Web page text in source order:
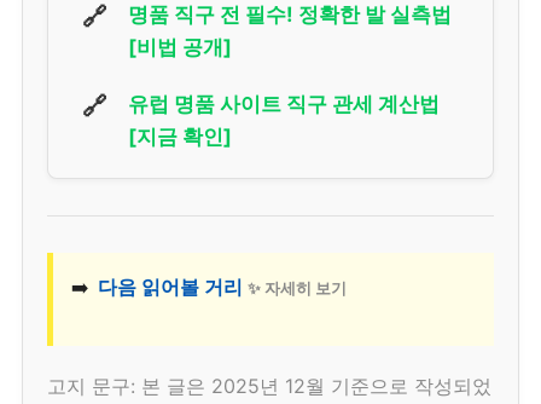
🔗
명품 직구 전 필수! 정확한 발 실측법
[비법 공개]
🔗
유럽 명품 사이트 직구 관세 계산법
[지금 확인]
➡️ 다음 읽어볼 거리 ✨ 자세히 보기
고지 문구: 본 글은 2025년 12월 기준으로 작성되었